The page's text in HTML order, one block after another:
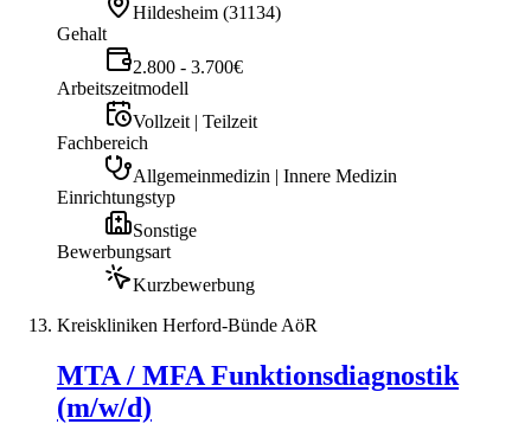
Hildesheim (31134)
Gehalt
2.800 - 3.700€
Arbeitszeitmodell
Vollzeit | Teilzeit
Fachbereich
Allgemeinmedizin | Innere Medizin
Einrichtungstyp
Sonstige
Bewerbungsart
Kurzbewerbung
Kreiskliniken Herford-Bünde AöR
MTA / MFA Funktionsdiagnostik
(m/w/d)